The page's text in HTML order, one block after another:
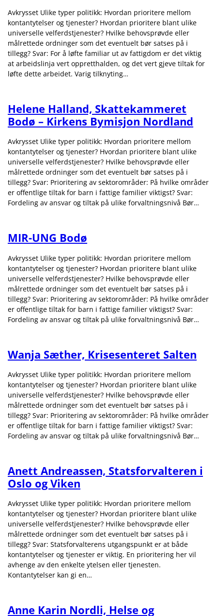
Avkrysset Ulike typer politikk: Hvordan prioritere mellom
kontantytelser og tjenester? Hvordan prioritere blant ulike
universelle velferdstjenester? Hvilke behovsprøvde eller
målrettede ordninger som det eventuelt bør satses på i
tillegg? Svar: For å løfte familiar ut av fattigdom er det viktig
at arbeidslinja vert oppretthalden, og det vert gjeve tiltak for
løfte dette arbeidet. Varig tilknyting…
Helene Halland, Skattekammeret
Bodø – Kirkens Bymisjon Nordland
Avkrysset Ulike typer politikk: Hvordan prioritere mellom
kontantytelser og tjenester? Hvordan prioritere blant ulike
universelle velferdstjenester? Hvilke behovsprøvde eller
målrettede ordninger som det eventuelt bør satses på i
tillegg? Svar: Prioritering av sektorområder: På hvilke områder
er offentlige tiltak for barn i fattige familier viktigst? Svar:
Fordeling av ansvar og tiltak på ulike forvaltningsnivå Bør…
MIR-UNG Bodø
Avkrysset Ulike typer politikk: Hvordan prioritere mellom
kontantytelser og tjenester? Hvordan prioritere blant ulike
universelle velferdstjenester? Hvilke behovsprøvde eller
målrettede ordninger som det eventuelt bør satses på i
tillegg? Svar: Prioritering av sektorområder: På hvilke områder
er offentlige tiltak for barn i fattige familier viktigst? Svar:
Fordeling av ansvar og tiltak på ulike forvaltningsnivå Bør…
Wanja Sæther, Krisesenteret Salten
Avkrysset Ulike typer politikk: Hvordan prioritere mellom
kontantytelser og tjenester? Hvordan prioritere blant ulike
universelle velferdstjenester? Hvilke behovsprøvde eller
målrettede ordninger som det eventuelt bør satses på i
tillegg? Svar: Prioritering av sektorområder: På hvilke områder
er offentlige tiltak for barn i fattige familier viktigst? Svar:
Fordeling av ansvar og tiltak på ulike forvaltningsnivå Bør…
Anett Andreassen, Statsforvalteren i
Oslo og Viken
Avkrysset Ulike typer politikk: Hvordan prioritere mellom
kontantytelser og tjenester? Hvordan prioritere blant ulike
universelle velferdstjenester? Hvilke behovsprøvde eller
målrettede ordninger som det eventuelt bør satses på i
tillegg? Svar: Statsforvalterens utgangspunkt er at både
kontantytelser og tjenester er viktig. En prioritering her vil
avhenge av den enkelte ytelsen eller tjenesten.
Kontantytelser kan gi en…
Anne Karin Nordli, Helse og